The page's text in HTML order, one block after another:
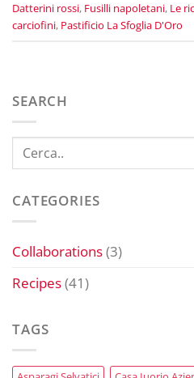
Datterini rossi, Fusilli napoletani, Le
carciofini, Pastificio La Sfoglia D'Oro
SEARCH
CATEGORIES
Collaborations(3)
Recipes(41)
TAGS